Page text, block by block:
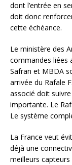
dont l’entrée en
doit donc
cette échéance.
Le ministère des
commandes liées
Safran et MBDA
arrivée du Rafale
associé doit
importante. Le
Le système
La France veut
déjà une
meilleurs